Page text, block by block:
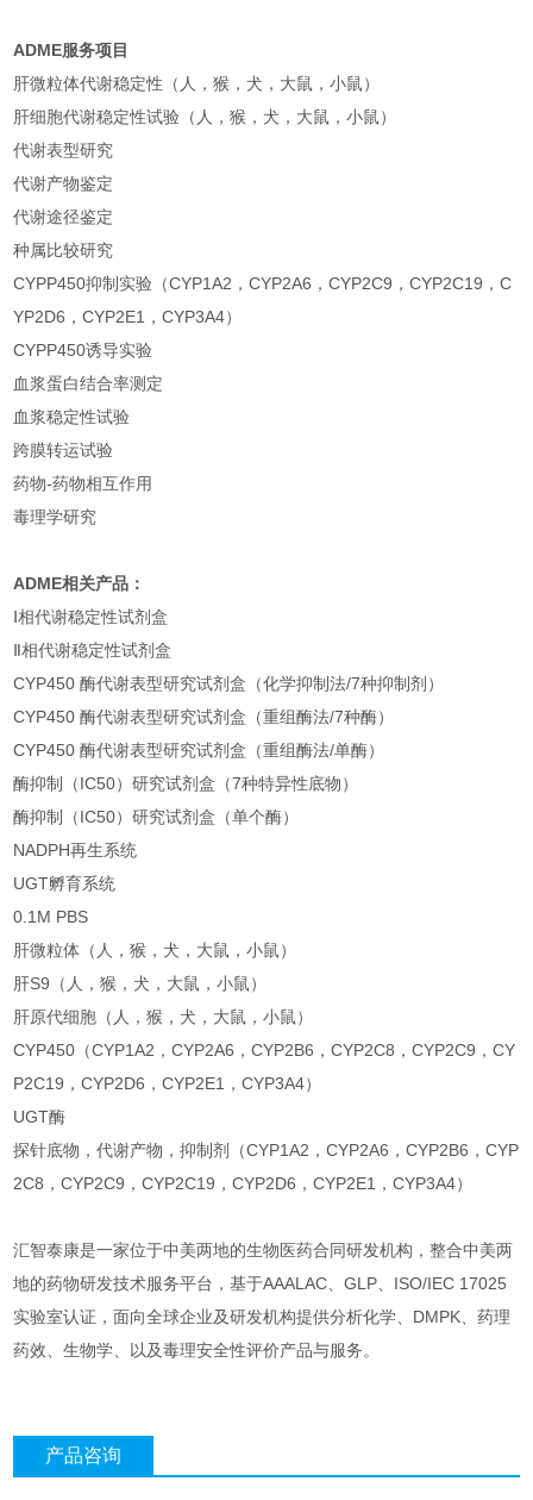
ADME服务项目
肝微粒体代谢稳定性（人，猴，犬，大鼠，小鼠）
肝细胞代谢稳定性试验（人，猴，犬，大鼠，小鼠）
代谢表型研究
代谢产物鉴定
代谢途径鉴定
种属比较研究
CYPP450抑制实验（CYP1A2，CYP2A6，CYP2C9，CYP2C19，C
YP2D6，CYP2E1，CYP3A4）
CYPP450诱导实验
血浆蛋白结合率测定
血浆稳定性试验
跨膜转运试验
药物-药物相互作用
毒理学研究
ADME相关产品：
Ⅰ相代谢稳定性试剂盒
Ⅱ相代谢稳定性试剂盒
CYP450 酶代谢表型研究试剂盒（化学抑制法/7种抑制剂）
CYP450 酶代谢表型研究试剂盒（重组酶法/7种酶）
CYP450 酶代谢表型研究试剂盒（重组酶法/单酶）
酶抑制（IC50）研究试剂盒（7种特异性底物）
酶抑制（IC50）研究试剂盒（单个酶）
NADPH再生系统
UGT孵育系统
0.1M PBS
肝微粒体（人，猴，犬，大鼠，小鼠）
肝S9（人，猴，犬，大鼠，小鼠）
肝原代细胞（人，猴，犬，大鼠，小鼠）
CYP450（CYP1A2，CYP2A6，CYP2B6，CYP2C8，CYP2C9，CY
P2C19，CYP2D6，CYP2E1，CYP3A4）
UGT酶
探针底物，代谢产物，抑制剂（CYP1A2，CYP2A6，CYP2B6，CYP
2C8，CYP2C9，CYP2C19，CYP2D6，CYP2E1，CYP3A4）
汇智泰康是一家位于中美两地的生物医药合同研发机构，整合中美两
地的药物研发技术服务平台，基于AAALAC、GLP、ISO/IEC 17025
实验室认证，面向全球企业及研发机构提供分析化学、DMPK、药理
药效、生物学、以及毒理安全性评价产品与服务。
产品咨询